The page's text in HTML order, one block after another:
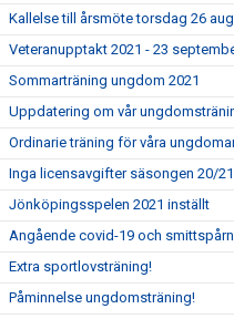
Kallelse till årsmöte torsdag 26
Veteranupptakt 2021 - 23
Sommarträning ungdom 2021
Uppdatering om vår
Ordinarie träning för våra
Inga licensavgifter säsongen 20/21
Jönköpingsspelen 2021 inställt
Angående covid-19 och
Extra sportlovsträning!
Påminnelse ungdomsträning!